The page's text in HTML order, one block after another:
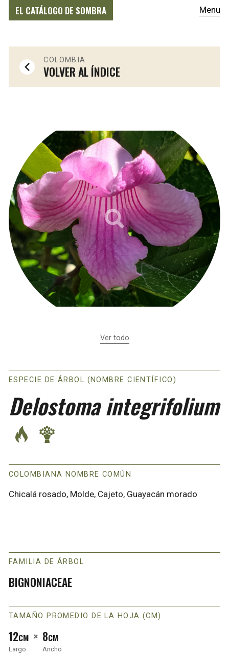
EL CATÁLOGO DE SOMBRA Menu
COLOMBIA
VOLVER AL ÍNDICE
Ver todo
ESPECIE DE ÁRBOL (NOMBRE CIENTÍFICO)
Delostoma integrifolium
COLOMBIANA NOMBRE COMÚN
Chicalá rosado, Molde, Cajeto, Guayacán morado
FAMILIA DE ÁRBOL
BIGNONIACEAE
TAMAÑO PROMEDIO DE LA HOJA (CM)
12CM
Largo
× 8CM
Ancho